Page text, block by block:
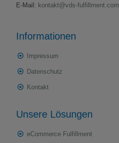
E-Mail: kontakt@vds-fulfillment.com
Informationen
Impressum
Datenschutz
Kontakt
Unsere Lösungen
eCommerce Fulfillment